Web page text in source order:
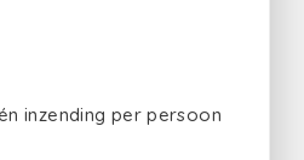
inzending per persoon